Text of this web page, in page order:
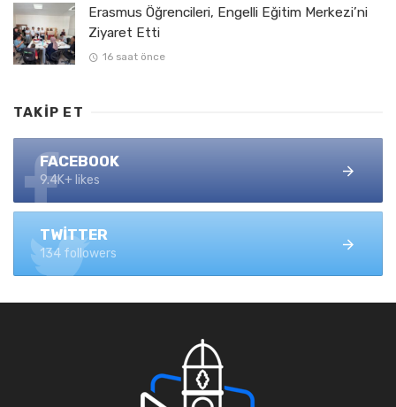
Erasmus Öğrencileri, Engelli Eğitim Merkezi’ni
Ziyaret Etti
16 saat önce
TAKIP ET
FACEBOOK
9.4K+ likes
TWITTER
134 followers